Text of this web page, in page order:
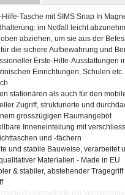
Hilfe-Tasche mit SIMS Snap In
im Notfall leicht
abziehen, um sie aus der
für die sichere Aufbewahrung und
Erste-Hilfe-Ausstattungen
Einrichtungen, Schulen
stationären als auch für den
Zugriff, strukturierte und
grosszügigen Raumangebot
Inneneinteilung mit
und -fächern
und stabile Bauweise, verarbeitet
Materialien - Made in EU
& stabiler, abstehender